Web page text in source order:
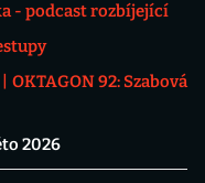
- podcast rozbíjející
OKTAGON 92: Szabová
2026